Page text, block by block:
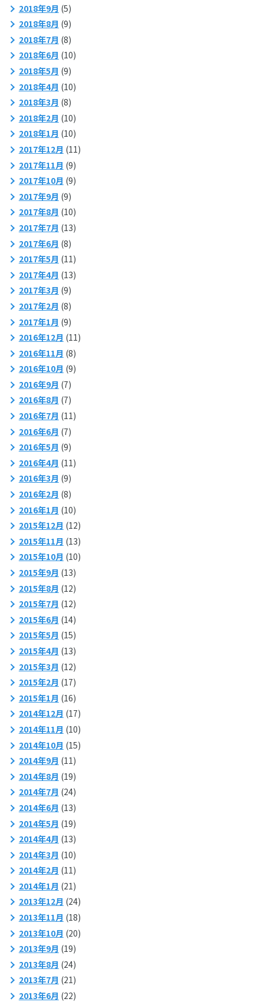
2018年9月 (5)
2018年8月 (9)
2018年7月 (8)
2018年6月 (10)
2018年5月 (9)
2018年4月 (10)
2018年3月 (8)
2018年2月 (10)
2018年1月 (10)
2017年12月 (11)
2017年11月 (9)
2017年10月 (9)
2017年9月 (9)
2017年8月 (10)
2017年7月 (13)
2017年6月 (8)
2017年5月 (11)
2017年4月 (13)
2017年3月 (9)
2017年2月 (8)
2017年1月 (9)
2016年12月 (11)
2016年11月 (8)
2016年10月 (9)
2016年9月 (7)
2016年8月 (7)
2016年7月 (11)
2016年6月 (7)
2016年5月 (9)
2016年4月 (11)
2016年3月 (9)
2016年2月 (8)
2016年1月 (10)
2015年12月 (12)
2015年11月 (13)
2015年10月 (10)
2015年9月 (13)
2015年8月 (12)
2015年7月 (12)
2015年6月 (14)
2015年5月 (15)
2015年4月 (13)
2015年3月 (12)
2015年2月 (17)
2015年1月 (16)
2014年12月 (17)
2014年11月 (10)
2014年10月 (15)
2014年9月 (11)
2014年8月 (19)
2014年7月 (24)
2014年6月 (13)
2014年5月 (19)
2014年4月 (13)
2014年3月 (10)
2014年2月 (11)
2014年1月 (21)
2013年12月 (24)
2013年11月 (18)
2013年10月 (20)
2013年9月 (19)
2013年8月 (24)
2013年7月 (21)
2013年6月 (22)